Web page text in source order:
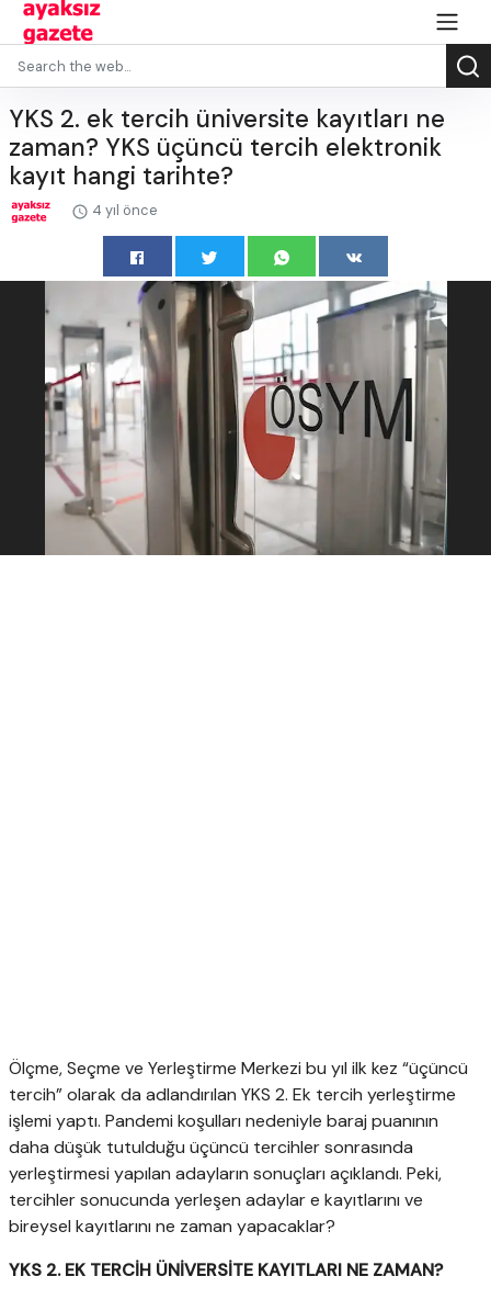
YKS 2. ek tercih üniversite kayıtları ne
zaman? YKS üçüncü tercih elektronik
kayıt hangi tarihte?
4 yıl önce
Ölçme, Seçme ve Yerleştirme Merkezi bu yıl ilk kez “üçüncü
tercih” olarak da adlandırılan YKS 2. Ek tercih yerleştirme
işlemi yaptı. Pandemi koşulları nedeniyle baraj puanının
daha düşük tutulduğu üçüncü tercihler sonrasında
yerleştirmesi yapılan adayların sonuçları açıklandı. Peki,
tercihler sonucunda yerleşen adaylar e kayıtlarını ve
bireysel kayıtlarını ne zaman yapacaklar?
YKS 2. EK TERCİH ÜNİVERSİTE KAYITLARI NE ZAMAN?